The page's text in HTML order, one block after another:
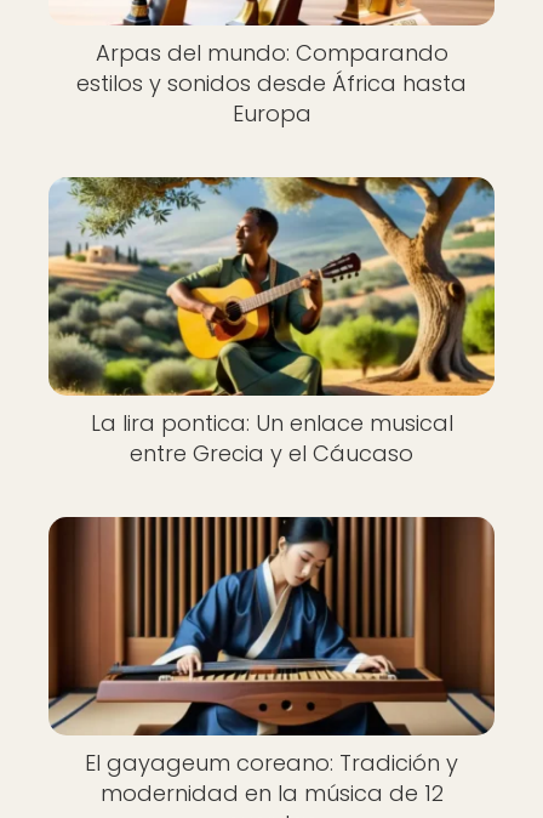
Arpas del mundo: Comparando
estilos y sonidos desde África hasta
Europa
La lira pontica: Un enlace musical
entre Grecia y el Cáucaso
El gayageum coreano: Tradición y
modernidad en la música de 12